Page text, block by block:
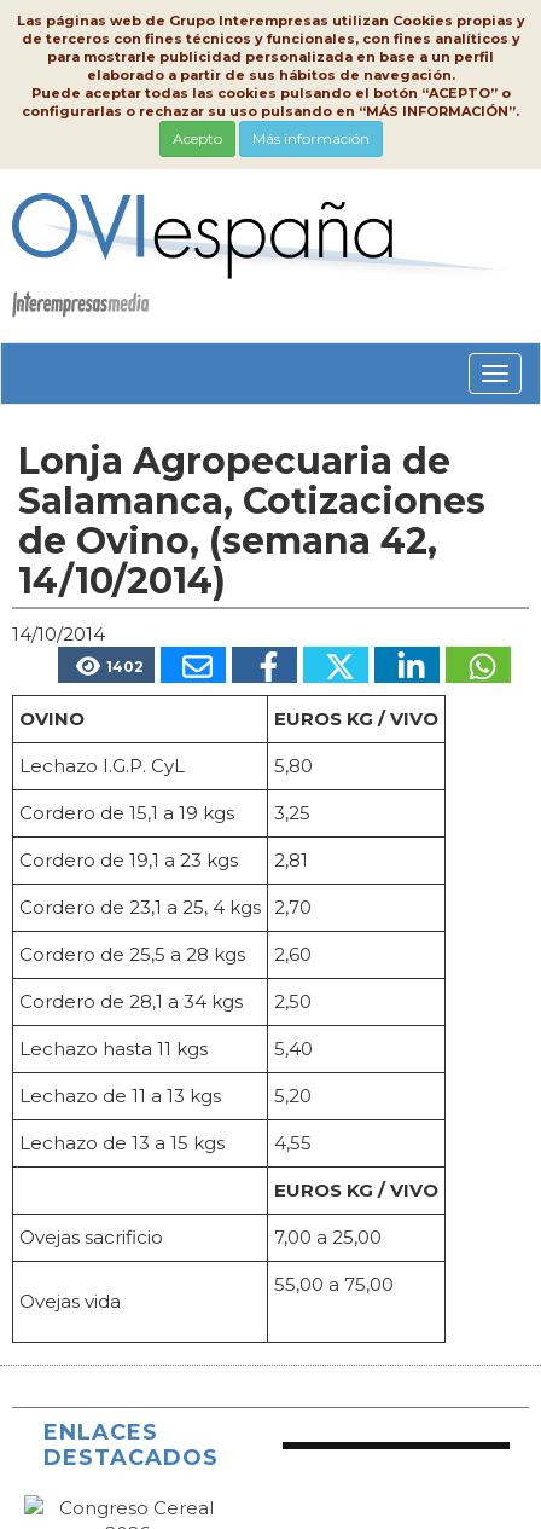
Las páginas web de Grupo Interempresas utilizan Cookies propias y
de terceros con fines técnicos y funcionales, con fines analíticos y
para mostrarle publicidad personalizada en base a un perfil
elaborado a partir de sus hábitos de navegación.
Puede aceptar todas las cookies pulsando el botón “ACEPTO” o
configurarlas o rechazar su uso pulsando en “MÁS INFORMACIÓN”.
Acepto Más información
Lonja Agropecuaria de
Salamanca, Cotizaciones
de Ovino, (semana 42,
14/10/2014)
14/10/2014
1402
OVINO EUROS KG / VIVO
Lechazo I.G.P. CyL 5,80
Cordero de 15,1 a 19 kgs 3,25
Cordero de 19,1 a 23 kgs 2,81
Cordero de 23,1 a 25, 4 kgs 2,70
Cordero de 25,5 a 28 kgs 2,60
Cordero de 28,1 a 34 kgs 2,50
Lechazo hasta 11 kgs 5,40
Lechazo de 11 a 13 kgs 5,20
Lechazo de 13 a 15 kgs 4,55
EUROS KG / VIVO
Ovejas sacrificio 7,00 a 25,00
Ovejas vida
55,00 a 75,00
ENLACES
DESTACADOS